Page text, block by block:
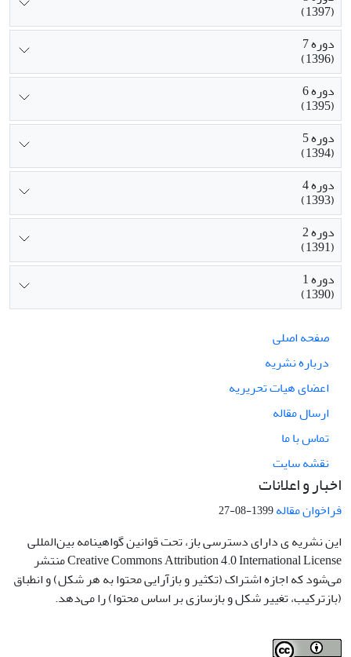
(1397)
دوره 7
(1396)
دوره 6
(1395)
دوره 5
(1394)
دوره 4
(1393)
دوره 2
(1391)
دوره 1
(1390)
صفحه اصلی
درباره نشریه
اعضای هیات تحریریه
ارسال مقاله
تماس با ما
نقشه سایت
اخبار و اعلانات
فراخوان مقاله1399-08-27
این نشریه ی دارای دسترسی باز، تحت قوانین گواهینامه بین‌المللی
Creative Commons Attribution 4.0 International License منتشر
می‌شود که اجازه اشتراک (تکثیر و بازآرایی محتوا به هر شکل) و انطباق
(بازترکیب، تغییر شکل و بازسازی بر اساس محتوا) را می‌دهد.